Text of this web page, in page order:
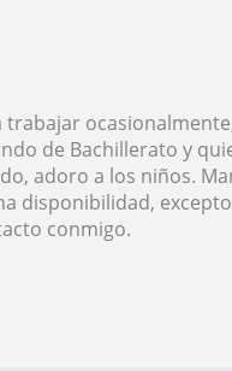
de Bachillerato y
adoro a los niños.
disponibilidad,
conmigo.